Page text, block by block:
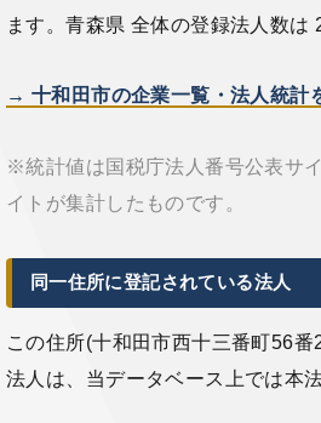
ます。青森県 全体の登録法人数は
→ 十和田市の企業一覧・法人統計
※統計値は国税庁法人番号公表サ
イトが集計したものです。
同一住所に登記されている法人
この住所(十和田市西十三番町56
法人は、当データベース上では本